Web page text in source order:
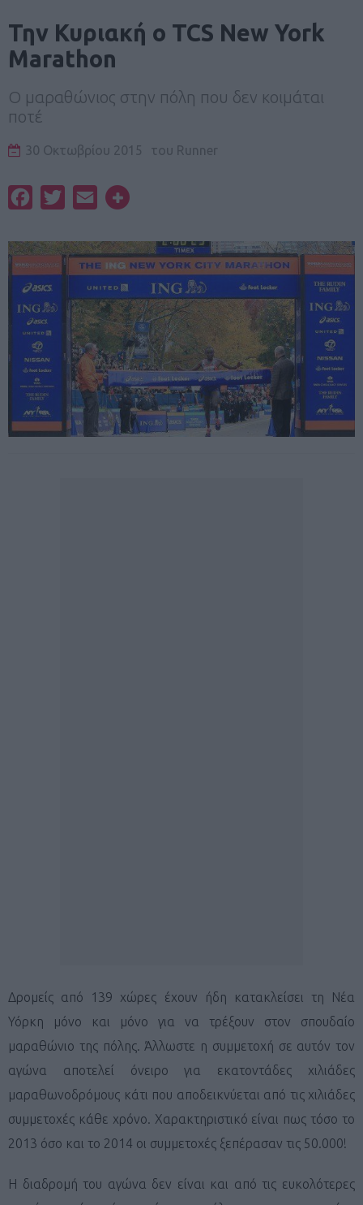
Την Κυριακή ο TCS New York
Marathon
Ο μαραθώνιος στην πόλη που δεν κοιμάται
ποτέ
30 Οκτωβρίου 2015 του Runner
FacebookTwitterEmail
Δρομείς από 139 χώρες έχουν ήδη κατακλείσει τη Νέα
Υόρκη μόνο και μόνο για να τρέξουν στον σπουδαίο
μαραθώνιο της πόλης. Άλλωστε η συμμετοχή σε αυτόν τον
αγώνα αποτελεί όνειρο για εκατοντάδες χιλιάδες
μαραθωνοδρόμους κάτι που αποδεικνύεται από τις χιλιάδες
συμμετοχές κάθε χρόνο. Χαρακτηριστικό είναι πως τόσο το
2013 όσο και το 2014 οι συμμετοχές ξεπέρασαν τις 50.000!
Η διαδρομή του αγώνα δεν είναι και από τις ευκολότερες